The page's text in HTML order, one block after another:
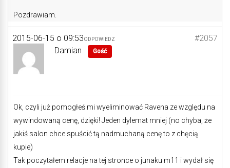
Pozdrawiam.
2015-06-15 o 09:53 #2057
ODPOWIEDZ
Damian Gość
Ok, czyli już pomogłeś mi wyeliminować Ravena ze względu na
wywindowaną cenę, dzięki! Jeden dylemat mniej (no chyba, że
jakiś salon chce spuścić tą nadmuchaną cenę to z chęcią
kupie)
Tak poczytałem relacje na tej stronce o junaku m11 i wydał się